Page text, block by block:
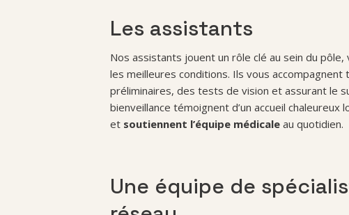
Les assistants
Nos assistants jouent un rôle clé au sein du
les meilleures conditions. Ils vous
préliminaires, des tests de vision et assurant le
bienveillance témoignent d’un accueil
et soutiennent l’équipe médicale au quotidien.
Une équipe de